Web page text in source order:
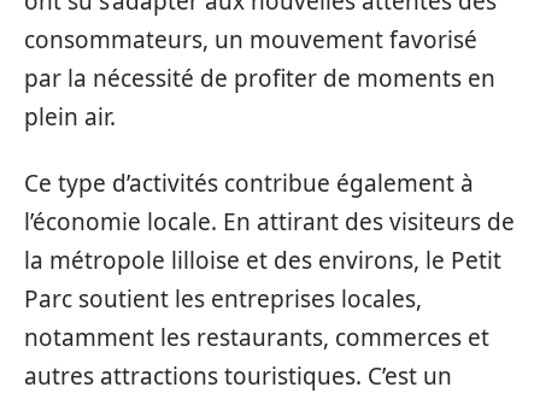
consommateurs, un mouvement favorisé
par la nécessité de profiter de moments en
plein air.
Ce type d’activités contribue également à
l’économie locale. En attirant des visiteurs de
la métropole lilloise et des environs, le Petit
Parc soutient les entreprises locales,
notamment les restaurants, commerces et
autres attractions touristiques. C’est un